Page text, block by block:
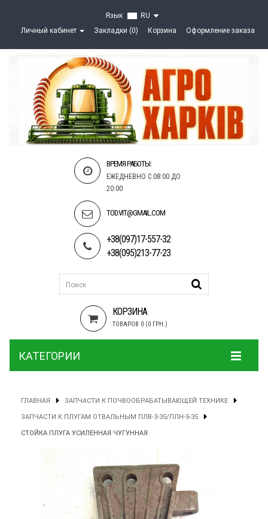
Язык
RU
Личный кабинет
Закладки (0) Корзина Оформление заказа
ВРЕМЯ РАБОТЫ:
ЕЖЕДНЕВНО С 08:00 ДО
20:00
TOD.VIT@GMAIL.COM
+38(097)17-557-32
+38(095)213-77-23
КОРЗИНА
ТОВАРОВ 0 (0 ГРН.)
КАТЕГОРИИ
ГЛАВНАЯ ЗАПЧАСТИ К ПОЧВООБРАБАТЫВАЮЩЕЙ ТЕХНИКЕ
ЗАПЧАСТИ К ПЛУГАМ ОТВАЛЬНЫМ ПЛВ-3-35/ПЛН-5-35
СТОЙКА ПЛУГА УСИЛЕННАЯ ЧУГУННАЯ